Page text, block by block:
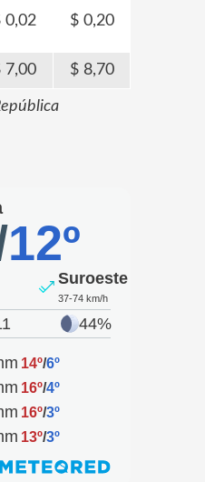
0,02 0,20
7,00 8,70
12º
Suroeste
37-74 km/h
44%
14º/6º
16º/4º
16º/3º
13º/3º